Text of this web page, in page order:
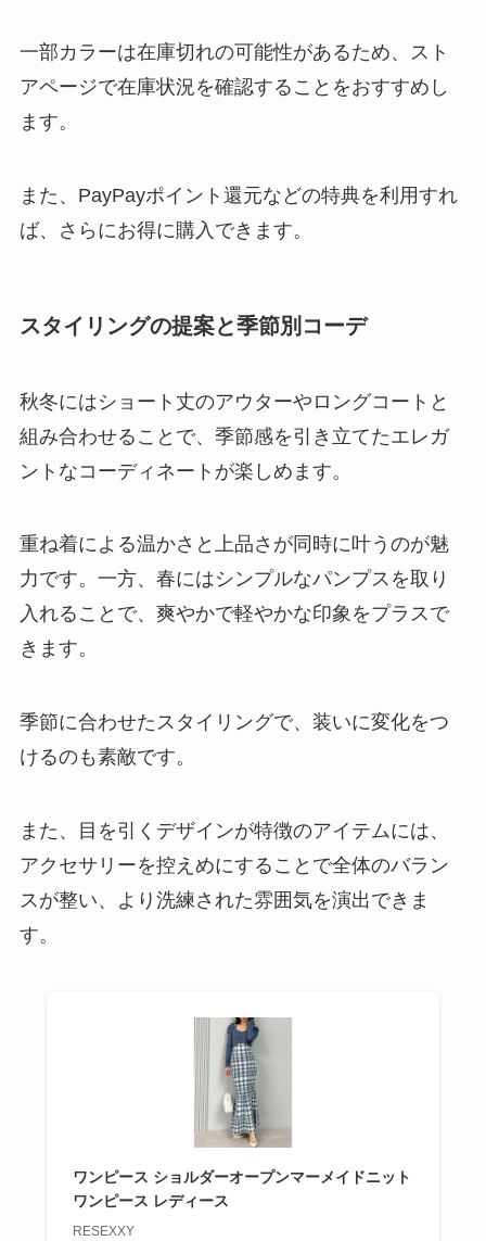
一部カラーは在庫切れの可能性があるため、スト
アページで在庫状況を確認することをおすすめし
ます。
また、PayPayポイント還元などの特典を利用すれ
ば、さらにお得に購入できます。
スタイリングの提案と季節別コーデ
秋冬にはショート丈のアウターやロングコートと
組み合わせることで、季節感を引き立てたエレガ
ントなコーディネートが楽しめます。
重ね着による温かさと上品さが同時に叶うのが魅
力です。一方、春にはシンプルなパンプスを取り
入れることで、爽やかで軽やかな印象をプラスで
きます。
季節に合わせたスタイリングで、装いに変化をつ
けるのも素敵です。
また、目を引くデザインが特徴のアイテムには、
アクセサリーを控えめにすることで全体のバラン
スが整い、より洗練された雰囲気を演出できま
す。
ワンピース ショルダーオープンマーメイドニット
ワンピース レディース
RESEXXY